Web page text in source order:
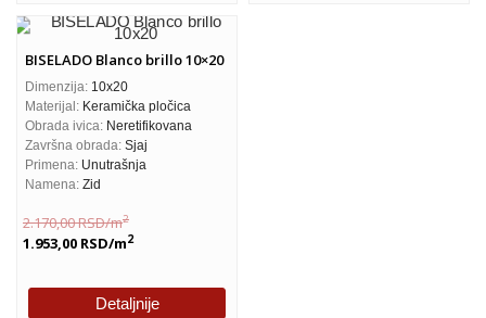
BISELADO Blanco brillo 10×20
Dimenzija: 10x20
Materijal: Keramička pločica
Obrada ivica: Neretifikovana
Završna obrada: Sjaj
Primena: Unutrašnja
Namena: Zid
2.170,00RSD/m2
1.953,00 RSD/m2
Detaljnije